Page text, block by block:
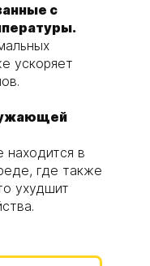
с
ускоряет
находится в
где также
ухудшит